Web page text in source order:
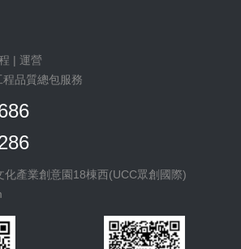
| 運營
品質總包服務
化產業創意園18棟西(UCC眾創國際)